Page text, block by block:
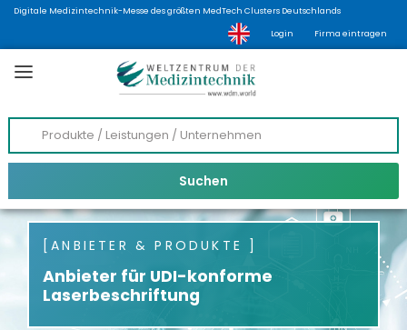
Digitale Medizintechnik-Messe des größten MedTech Clusters Deutschlands
Login Firma eintragen
ANBIETER & PRODUKTE
Anbieter für UDI-konforme
Laserbeschriftung